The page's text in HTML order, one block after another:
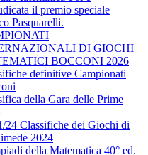
il premio speciale
Pasquarelli.
DI GIOCHI
BOCCONI 2026
definitive Campionati
della Gara delle Prime
24 Classifiche dei Giochi di
2024
della Matematica 40° ed.